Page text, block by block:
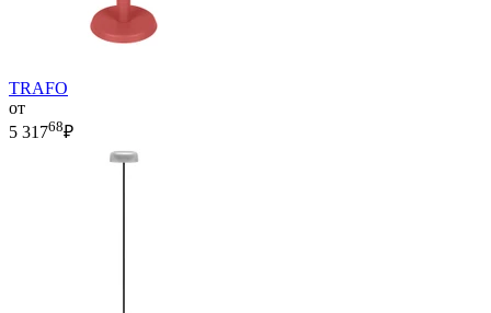
TRAFO
от
5 31768₽